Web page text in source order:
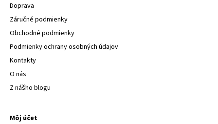
Doprava
Záručné podmienky
Obchodné podmienky
Podmienky ochrany osobných údajov
Kontakty
O nás
Z nášho blogu
Môj účet